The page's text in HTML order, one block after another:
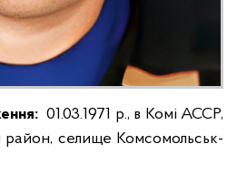
01.03.1971 р., в Комі АССР,
район, селище Комсомольськ-